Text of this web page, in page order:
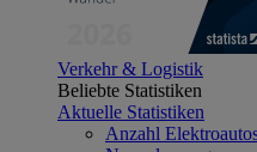
Verkehr & Logistik
Beliebte Statistiken
Aktuelle Statistiken
Anzahl